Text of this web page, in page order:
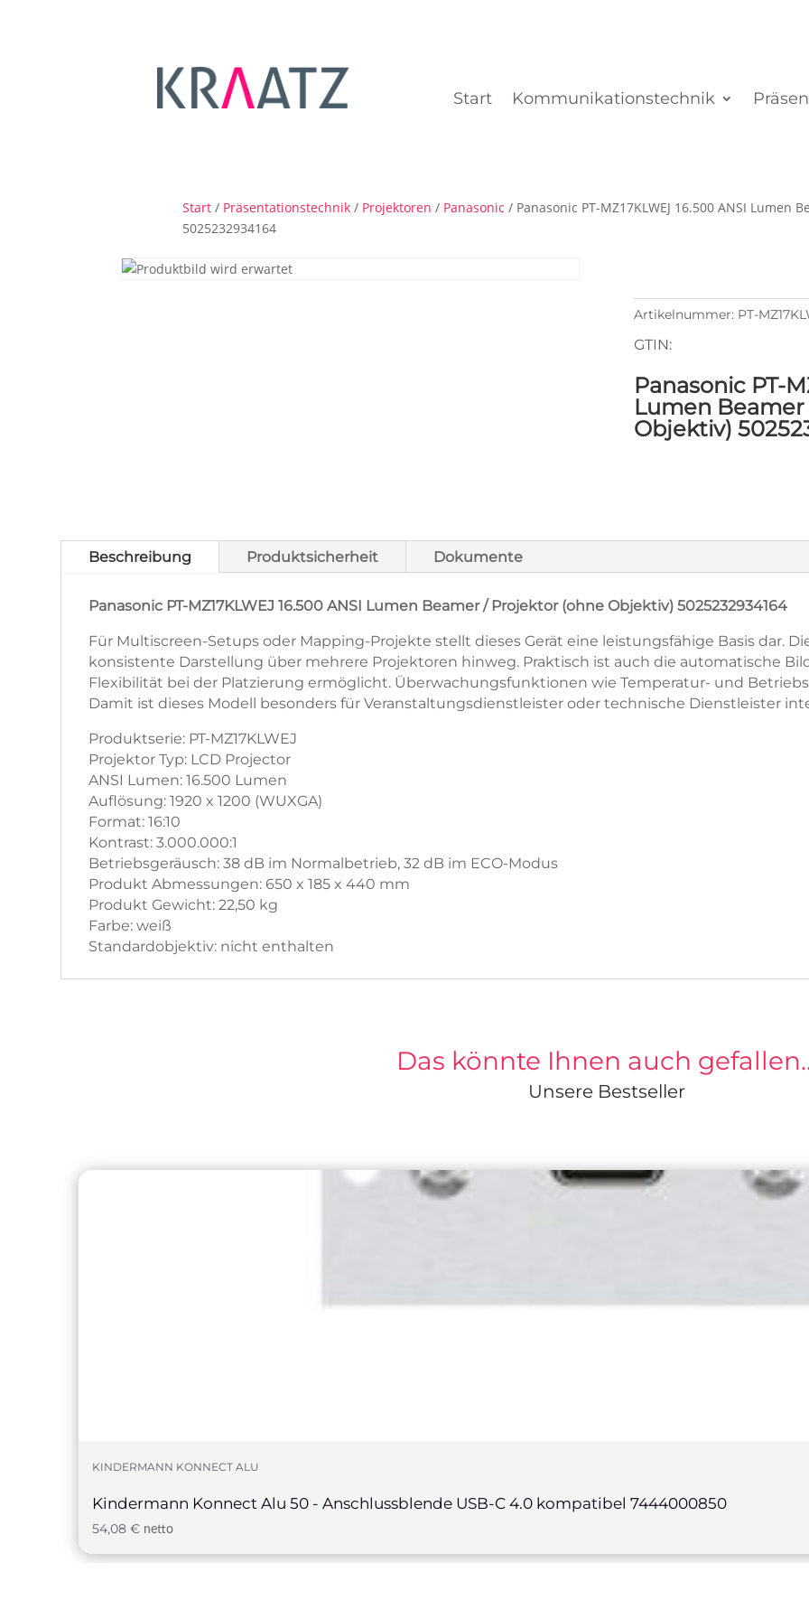
Start Kommunikationstechnik
Start/ Präsentationstechnik/ Projektoren / Panasonic / Panasonic PT-MZ17KLWEJ 16.500 ANSI Lumen
5025232934164
Artikelnummer: PT-
GTIN:
Panasonic PT-
Lumen
Objektiv)
Beschreibung Produktsicherheit Dokumente
Panasonic PT-MZ17KLWEJ 16.500 ANSI Lumen Beamer / Projektor (ohne Objektiv) 5025232934164
Für Multiscreen-Setups oder Mapping-Projekte stellt dieses Gerät eine leistungsfähige Basis dar.
konsistente Darstellung über mehrere Projektoren hinweg. Praktisch ist auch die automatische
Flexibilität bei der Platzierung ermöglicht. Überwachungsfunktionen wie Temperatur- und
Damit ist dieses Modell besonders für Veranstaltungsdienstleister oder technische Dienstleister
Produktserie: PT-MZ17KLWEJ
Projektor Typ: LCD Projector
ANSI Lumen: 16.500 Lumen
Auflösung: 1920 x 1200 (WUXGA)
Format: 16:10
Kontrast: 3.000.000:1
Betriebsgeräusch: 38 dB im Normalbetrieb, 32 dB im ECO-Modus
Produkt Abmessungen: 650 x 185 x 440 mm
Produkt Gewicht: 22,50 kg
Farbe: weiß
Standardobjektiv: nicht enthalten
Das könnte Ihnen auch
Unsere Bestseller
KINDERMANN KONNECT ALU
Kindermann Konnect Alu 50 - Anschlussblende USB-C 4.0 kompatibel 7444000850
54,08€ netto